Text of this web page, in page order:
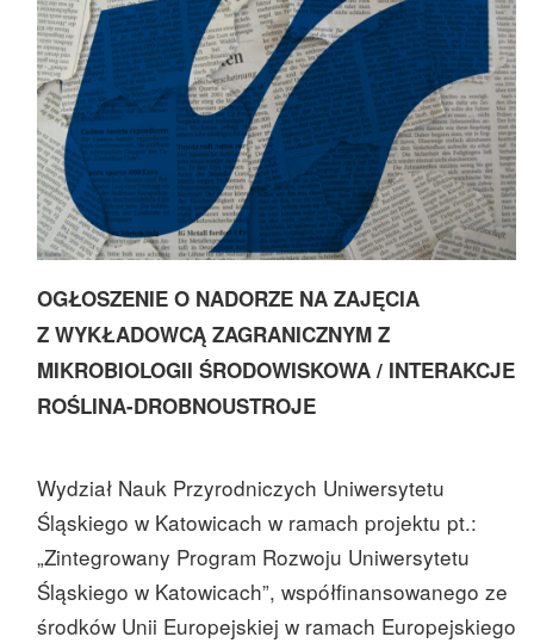
OGŁOSZENIE O NADORZE NA ZAJĘCIA
Z WYKŁADOWCĄ ZAGRANICZNYM Z
MIKROBIOLOGII ŚRODOWISKOWA / INTERAKCJE
ROŚLINA-DROBNOUSTROJE
Wydział Nauk Przyrodniczych Uniwersytetu
Śląskiego w Katowicach w ramach projektu pt.:
„Zintegrowany Program Rozwoju Uniwersytetu
Śląskiego w Katowicach”, współfinansowanego ze
środków Unii Europejskiej w ramach Europejskiego